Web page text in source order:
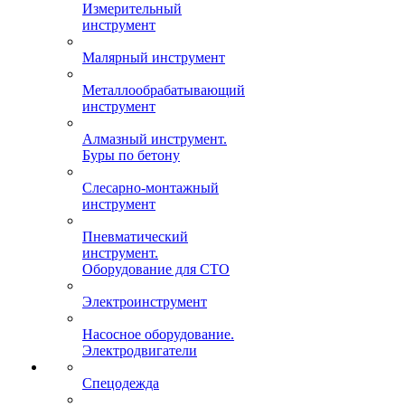
Измерительный
инструмент
Малярный инструмент
Металлообрабатывающий
инструмент
Алмазный инструмент.
Буры по бетону
Слесарно-монтажный
инструмент
Пневматический
инструмент.
Оборудование для СТО
Электроинструмент
Насосное оборудование.
Электродвигатели
Спецодежда